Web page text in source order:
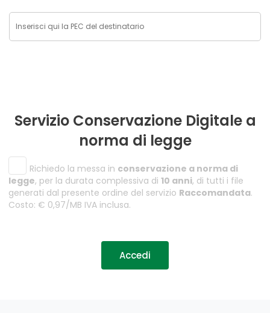
Servizio Conservazione Digitale a
norma di legge
Richiedo la messa in conservazione a norma di
legge, per la durata complessiva di 10 anni, di tutti i file
generati dal presente ordine del servizio Raccomandata.
Costo: € 0,97/MB IVA inclusa.
Accedi